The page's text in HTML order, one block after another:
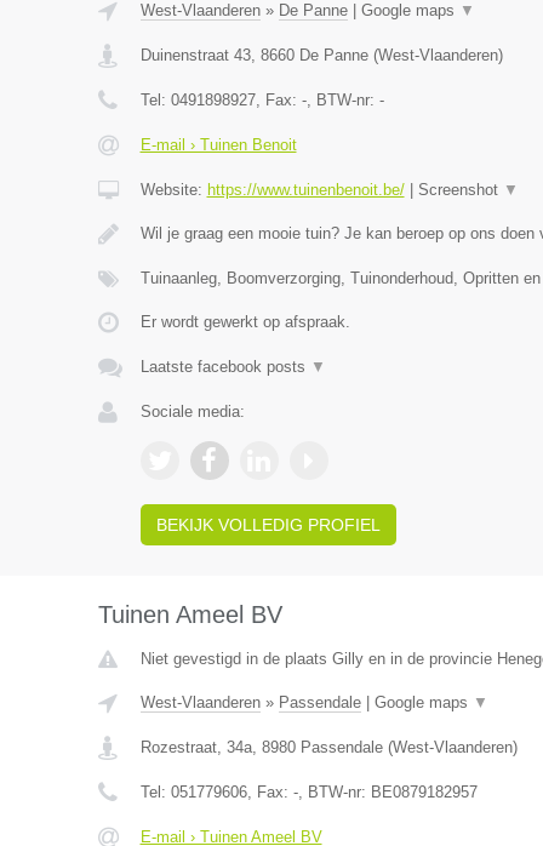
West-Vlaanderen» De Panne| Google maps ▼
Duinenstraat 43, 8660 De Panne(West-Vlaanderen)
Tel: 0491898927, Fax: -, BTW-nr: -
E-mail › Tuinen Benoit
Website: https://www.tuinenbenoit.be/| Screenshot ▼
Wil je graag een mooie tuin? Je kan beroep op ons doen
Tuinaanleg, Boomverzorging, Tuinonderhoud, Opritten
Er wordt gewerkt op afspraak.
Laatste facebook posts ▼
Sociale media:
BEKIJK VOLLEDIG PROFIEL
Tuinen Ameel BV
Niet gevestigd in de plaats Gilly en in de provincie
West-Vlaanderen» Passendale| Google maps ▼
Rozestraat, 34a, 8980 Passendale(West-Vlaanderen)
Tel: 051779606, Fax: -, BTW-nr: BE0879182957
E-mail › Tuinen Ameel BV